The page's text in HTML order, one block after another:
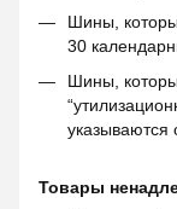
Шины,
30
Шины,
указываются
Товары